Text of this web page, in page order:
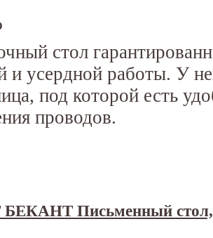
стол
и усердной работы. У
под которой есть
проводов.
БЕКАНТ Письменный